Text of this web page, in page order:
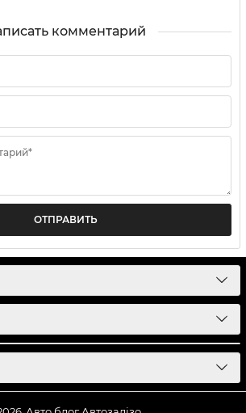
комментарий
ОТПРАВИТЬ